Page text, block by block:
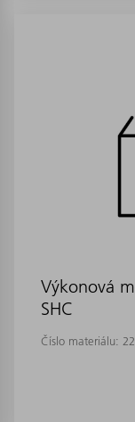
Výkonová
SHC
Číslo materiálu: